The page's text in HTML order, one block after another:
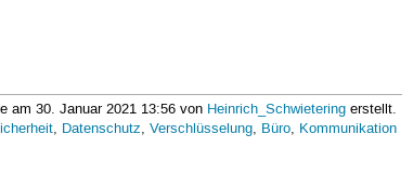
am 30. Januar 2021 13:56 von Heinrich_Schwietering erstellt.
, Datenschutz,Verschlüsselung, Büro, Kommunikation